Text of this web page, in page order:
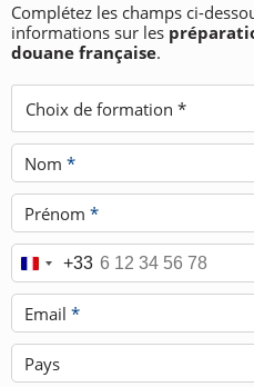
Complétez les champs ci-
informations sur les
douane française.
Choix de formation *
Nom *
Prénom *
Téléphone *
+33
Email *
Pays